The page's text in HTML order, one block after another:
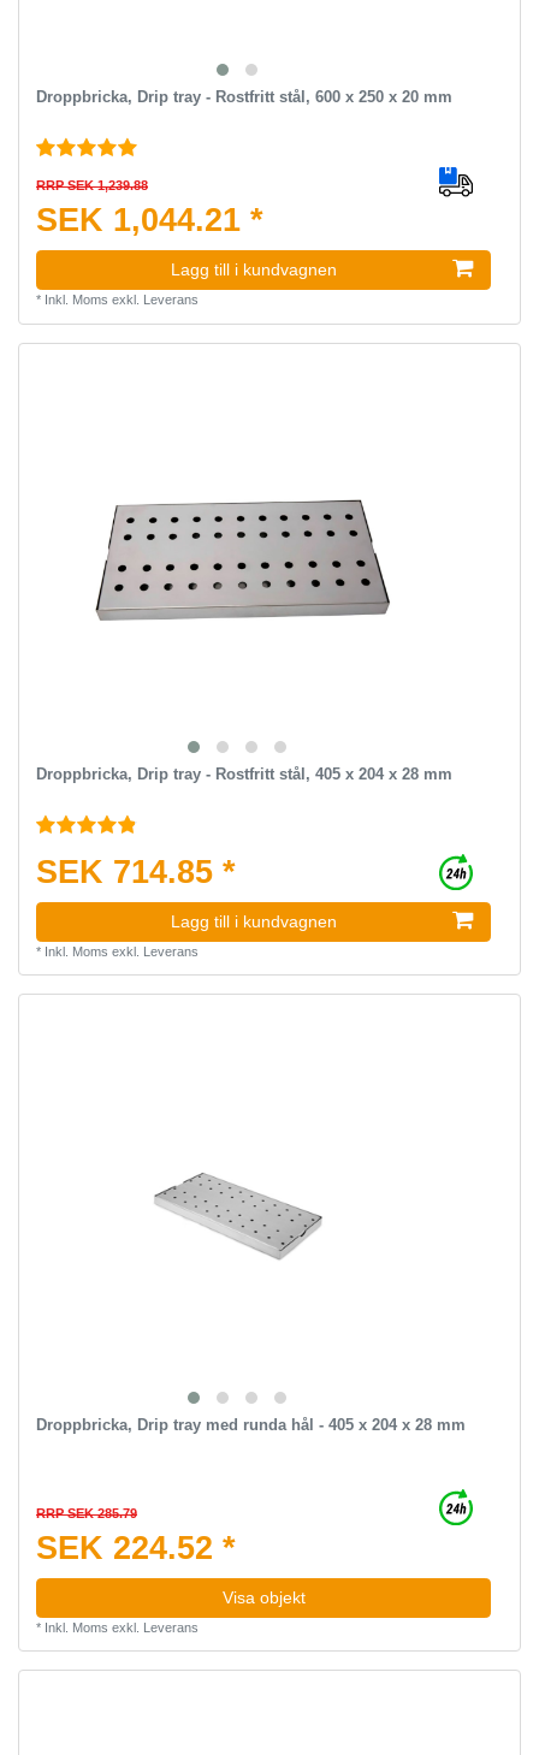
Droppbricka, Drip tray - Rostfritt stål, 600 x 250 x 20 mm
RRP SEK 1,239.88
SEK 1,044.21 *
Lagg till i kundvagnen
* Inkl. Moms exkl. Leverans
Droppbricka, Drip tray - Rostfritt stål, 405 x 204 x 28 mm
SEK 714.85 *
Lagg till i kundvagnen
* Inkl. Moms exkl. Leverans
Droppbricka, Drip tray med runda hål - 405 x 204 x 28 mm
RRP SEK 285.79
SEK 224.52 *
Visa objekt
* Inkl. Moms exkl. Leverans